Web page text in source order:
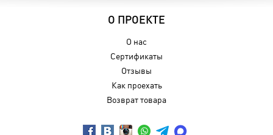
О ПРОЕКТЕ
О нас
Сертификаты
Отзывы
Как проехать
Возврат товара